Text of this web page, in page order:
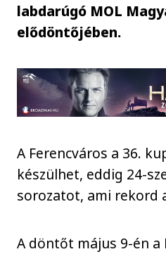
labdarúgó MOL
elődöntőjében.
A Ferencváros a 36.
készülhet, eddig 24-
sorozatot, ami rekord
A döntőt május 9-én a